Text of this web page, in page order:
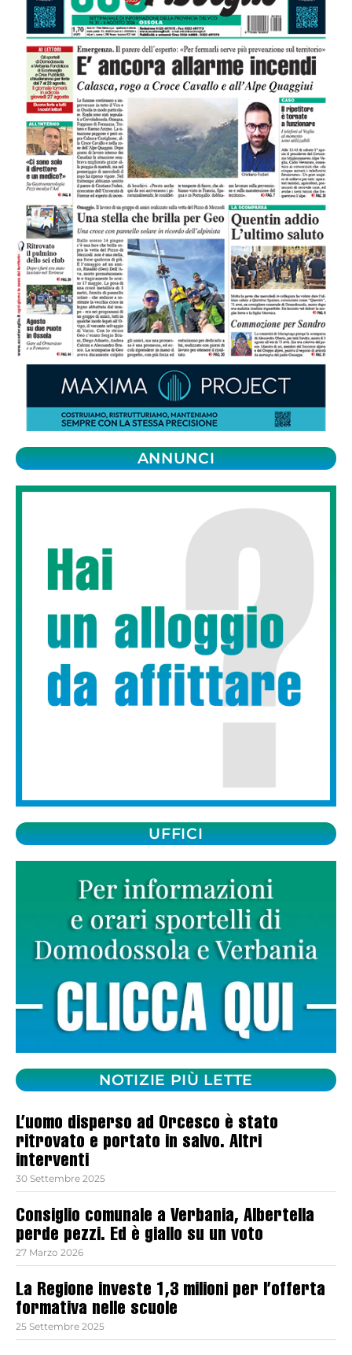
ANNUNCI
UFFICI
NOTIZIE PIÙ LETTE
L’uomo disperso ad Orcesco è stato
ritrovato e portato in salvo. Altri
interventi
30 Settembre 2025
Consiglio comunale a Verbania, Albertella
perde pezzi. Ed è giallo su un voto
27 Marzo 2026
La Regione investe 1,3 milioni per l’offerta
formativa nelle scuole
25 Settembre 2025